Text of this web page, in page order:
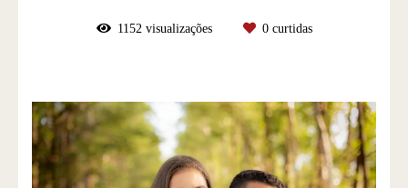
1152 visualizações 0curtidas